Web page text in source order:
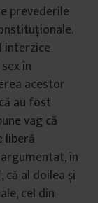
prevederile
interzice
în
acestor
au fost
vag că
liberă
în
că al doilea și
cel din